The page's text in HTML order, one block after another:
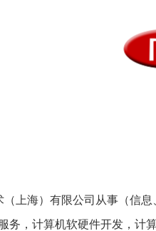
（上海）有限公司从事（信
务，计算机软硬件开发，计